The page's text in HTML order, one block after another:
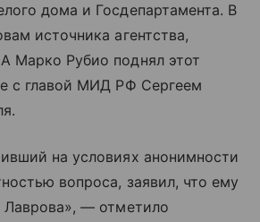
дома и Госдепартамента. В
источника агентства,
Марко Рубио поднял этот
с главой МИД РФ Сергеем
на условиях анонимности
вопроса, заявил, что ему
Лаврова», — отметило